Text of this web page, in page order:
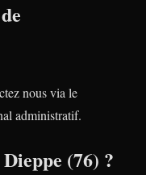
nous via le
administratif.
(76) ?